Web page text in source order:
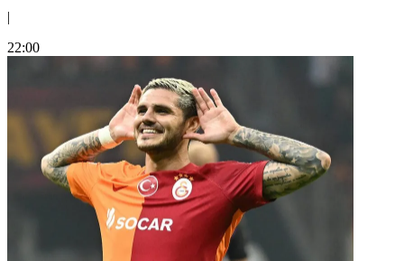
|
22:00